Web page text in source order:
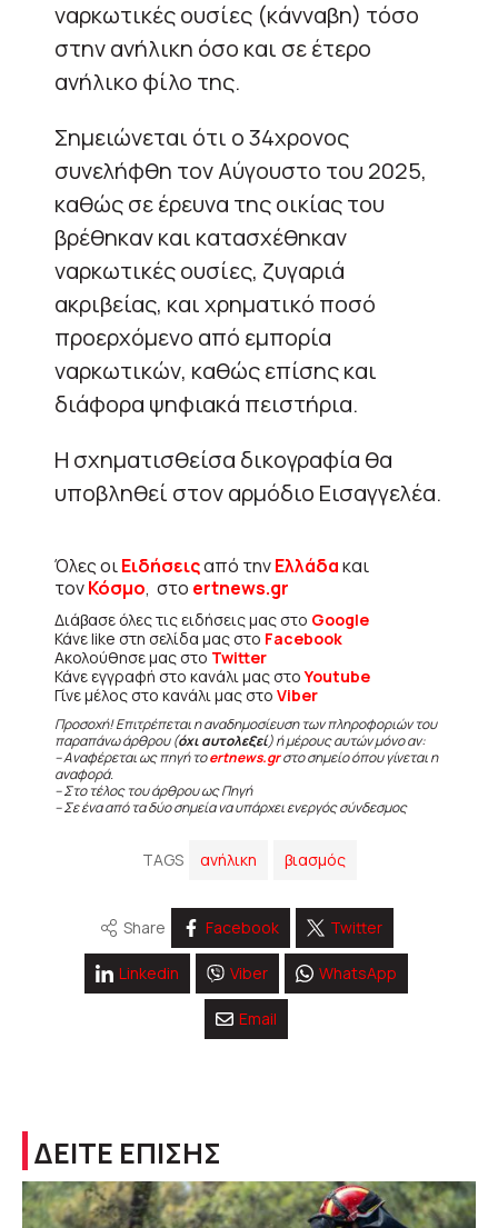
ναρκωτικές ουσίες (κάνναβη) τόσο
στην ανήλικη όσο και σε έτερο
ανήλικο φίλο της.
Σημειώνεται ότι ο 34χρονος
συνελήφθη τον Αύγουστο του 2025,
καθώς σε έρευνα της οικίας του
βρέθηκαν και κατασχέθηκαν
ναρκωτικές ουσίες, ζυγαριά
ακριβείας, και χρηματικό ποσό
προερχόμενο από εμπορία
ναρκωτικών, καθώς επίσης και
διάφορα ψηφιακά πειστήρια.
Η σχηματισθείσα δικογραφία θα
υποβληθεί στον αρμόδιο Εισαγγελέα.
Όλες οιΕιδήσειςαπό τηνΕλλάδακαι
τονΚόσμο, στο ertnews.gr
Διάβασε όλες τις ειδήσεις μας στο Google
Κάνε like στη σελίδα μας στο Facebook
Ακολούθησε μας στο Twitter
Κάνε εγγραφή στο κανάλι μας στοYoutube
Γίνε μέλος στο κανάλι μας στο Viber
Προσοχή! Επιτρέπεται η αναδημοσίευση των πληροφοριών του
παραπάνω άρθρου (όχι αυτολεξεί) ή μέρους αυτών μόνο αν:
– Αναφέρεται ως πηγή τοertnews.grστο σημείο όπου γίνεται η
αναφορά.
– Στο τέλος του άρθρου ως Πηγή
– Σε ένα από τα δύο σημεία να υπάρχει ενεργός σύνδεσμος
TAGS ανήλικη βιασμός
Share Facebook Twitter
Linkedin Viber WhatsApp
Email
ΔΕΙΤΕ ΕΠΙΣΗΣ